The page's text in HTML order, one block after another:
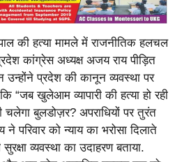
पाल की हत्या मामले में राजनीतिक हलचल
कांग्रेस अध्यक्ष अजय राय पीड़ित
उन्होंने प्रदेश की कानून व्यवस्था पर
“जब खुलेआम व्यापारी की हत्या हो रही
बुलडोज़र? अपराधियों पर तुरंत
ने परिवार को न्याय का भरोसा दिलाते
व्यवस्था का उदाहरण बताया.